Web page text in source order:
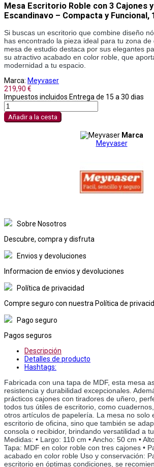
Mesa Escritorio Roble con 3 Cajones
Escandinavo – Compacta y Funcional,
Si buscas un escritorio que combine diseño
has encontrado la pieza ideal para tu zona de
mesa de estudio destaca por sus elegantes
su atractivo acabado en color roble, que
modernidad a tu espacio.
Marca: Meyvaser
219,90 €
Impuestos incluidos Entrega de 15 a 30 dias
Añadir a la cesta
Marca
Meyvaser
Sobre Nosotros
Descubre, compra y disfruta
Envios y devoluciones
Informacion de envios y devoluciones
Política de privacidad
Compre seguro con nuestra Política de
Pago seguro
Pagos seguros
Descripción
Detalles de producto
Hashtags:
Fabricada con una tapa de MDF, esta mesa
resistencia y durabilidad excepcionales.
prácticos cajones con tiradores de uñero,
todos tus útiles de escritorio, como
otros artículos de papelería. La mesa no solo
escritorio de oficina, sino que también se
consola o recibidor, brindando versatilidad a
Medidas: • Largo: 110 cm • Ancho: 50 cm •
Tapa: MDF en color roble con tres cajones •
acabado en color roble Uso y conservación:
escritorio en óptimas condiciones, se